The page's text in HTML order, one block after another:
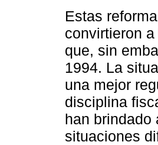
Estas
convirtieron
que, sin
1994. La
una mejor
disciplina
han brindado
situaciones